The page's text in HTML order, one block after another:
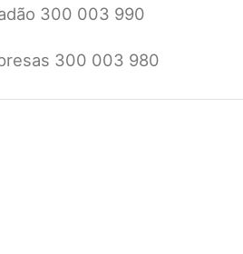
300 003 990
300 003 980